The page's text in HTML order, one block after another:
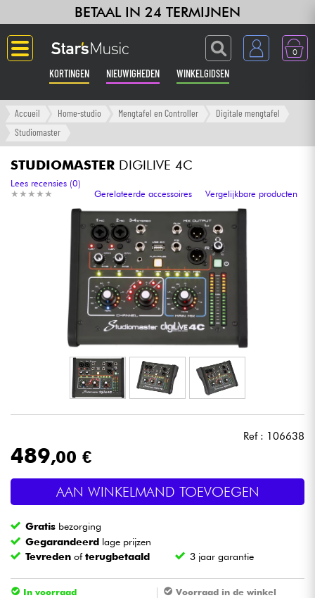
BETAAL IN 24 TERMIJNEN
0
KORTINGEN NIEUWIGHEDEN WINKELGIDSEN
Langue
Versterker & Effecten
Toetsenbord & Piano
Synths & samplers
Home-studio
Hoofdtelefoon
Microfoon
Licht
Blaasinstrument
Viool & Quatuor
Accueil Home-studio Mengtafel en Controller
Digitale mengtafel
Studiomaster
STUDIOMASTER DIGILIVE 4C
★ ★ ★ ★ ★
★ ★ ★ ★ ★
Lees recensies (0)
Gerelateerde accessoires
Vergelijkbare producten
Ref : 106638
489,00 €
AAN WINKELMAND TOEVOEGEN
Gratis bezorging
Gegarandeerd lage prijzen
Tevreden ofterugbetaald 3 jaar garantie
In voorraad
Voorraad in de winkel